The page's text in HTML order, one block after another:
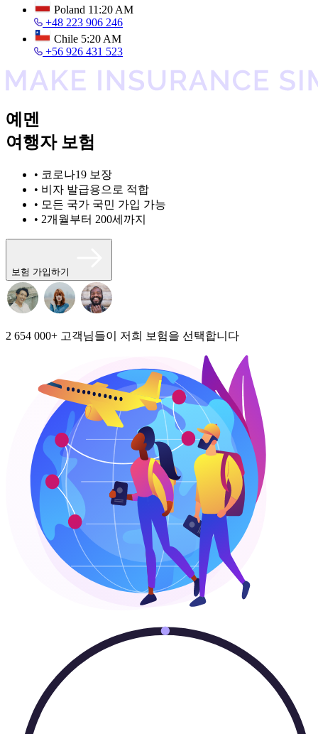
Poland 11:20 AM
+48 223 906 246
Chile 5:20 AM
+56 926 431 523
예멘
여행자 보험
• 코로나19 보장
• 비자 발급용으로 적합
• 모든 국가 국민 가입 가능
• 2개월부터 200세까지
보험 가입하기
2 654 000+ 고객님들이 저희 보험을 선택합니다